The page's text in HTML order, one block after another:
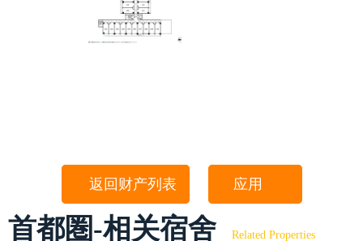
返回财产列表 应用
首都圏-相关宿舍 Related Properties